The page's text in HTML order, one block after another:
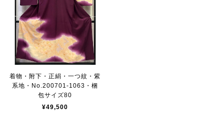
着物・附下・正絹・一つ紋・紫
系地・No.200701-1063・梱
包サイズ80
¥49,500